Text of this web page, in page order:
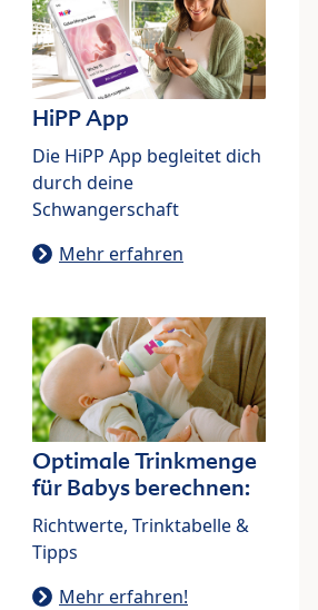
HiPP App
Die HiPP App begleitet dich
durch deine
Schwangerschaft
Mehr erfahren
Optimale Trinkmenge
für Babys berechnen:
Richtwerte, Trinktabelle &
Tipps
Mehr erfahren!